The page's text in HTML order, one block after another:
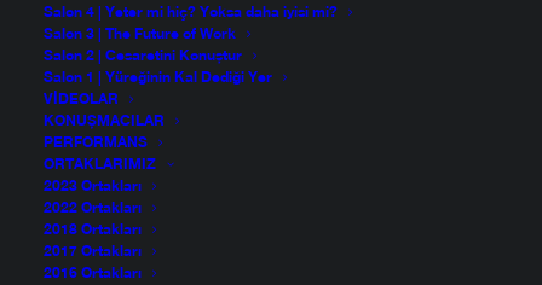
Salon 4 | Yeter mi hiç? Yoksa daha iyisi mi?
Salon 3 | The Future of Work
Salon 2 | Cesaretini Konuştur
Salon 1 | Yüreğinin Kal Dediği Yer
VIDEOLAR
KONUŞMACILAR
PERFORMANS
ORTAKLARIMIZ
2023 Ortakları
2022 Ortakları
2018 Ortakları
2017 Ortakları
2016 Ortakları